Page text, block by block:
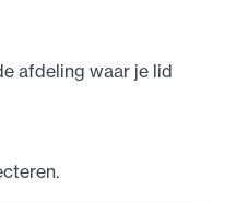
afdeling waar je lid